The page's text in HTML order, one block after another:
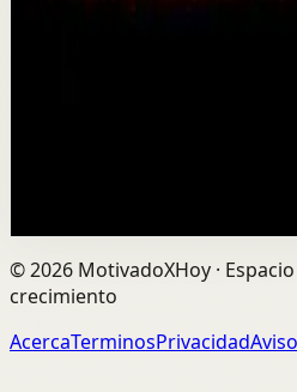
©2026 MotivadoXHoy ·
crecimiento
AcercaTerminosPrivacidad